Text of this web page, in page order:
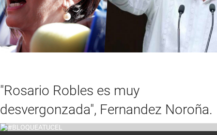
"Rosario Robles es muy
desvergonzada", Fernandez Noroña.